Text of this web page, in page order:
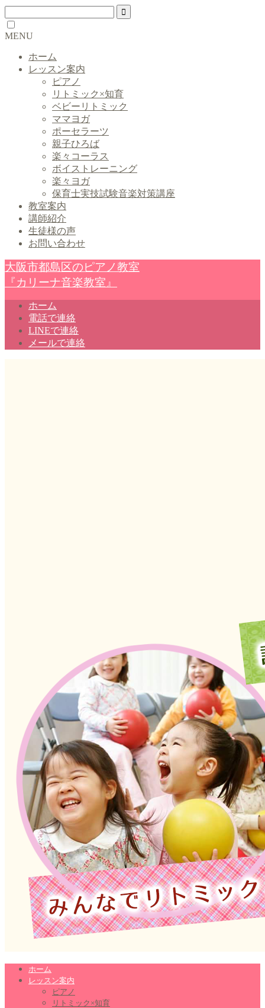
MENU
ホーム
レッスン案内
ピアノ
リトミック×知育
ベビーリトミック
ママヨガ
ポーセラーツ
親子ひろば
楽々コーラス
ボイストレーニング
楽々ヨガ
保育士実技試験音楽対策講座
教室案内
講師紹介
生徒様の声
お問い合わせ
大阪市都島区のピアノ教室
『カリーナ音楽教室』
ホーム
電話で連絡
LINEで連絡
メールで連絡
ホーム
レッスン案内
ピアノ
リトミック×知育